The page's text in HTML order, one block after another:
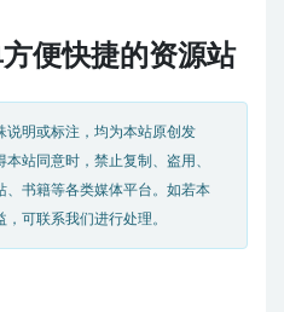
便快捷的资源站
说明或标注，均为本站原创发
站同意时，禁止复制、盗用、
、书籍等各类媒体平台。如若本
可联系我们进行处理。